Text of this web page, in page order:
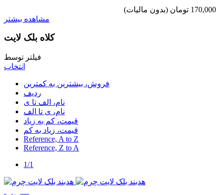
170,000 تومان
(بدون مالیات)
مشاهده بیشتر
کلاه بلک لایت
فیلتر توسط
انتخاب
فروش، بیشترین به کمترین
ردیف
نام، الف تا ی
نام، ی تا الف
قیمت، کم به زیاد
قیمت، زیاد به کم
Reference, A to Z
Reference, Z to A
1/1